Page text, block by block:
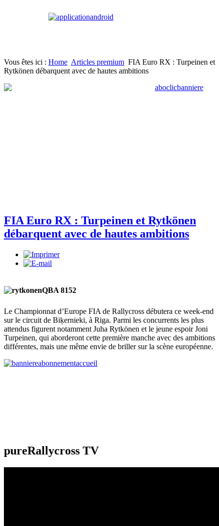
Vous êtes ici : Home Articles premium FIA Euro RX : Turpeinen et
Rytkönen débarquent avec de hautes ambitions
FIA Euro RX : Turpeinen et Rytkönen
débarquent avec de hautes ambitions
Le Championnat d’Europe FIA de Rallycross débutera ce week-end
sur le circuit de Biķernieki, à Riga. Parmi les concurrents les plus
attendus figurent notamment Juha Rytkönen et le jeune espoir Joni
Turpeinen, qui aborderont cette première manche avec des ambitions
différentes, mais une même envie de briller sur la scène européenne.
pureRallycross TV